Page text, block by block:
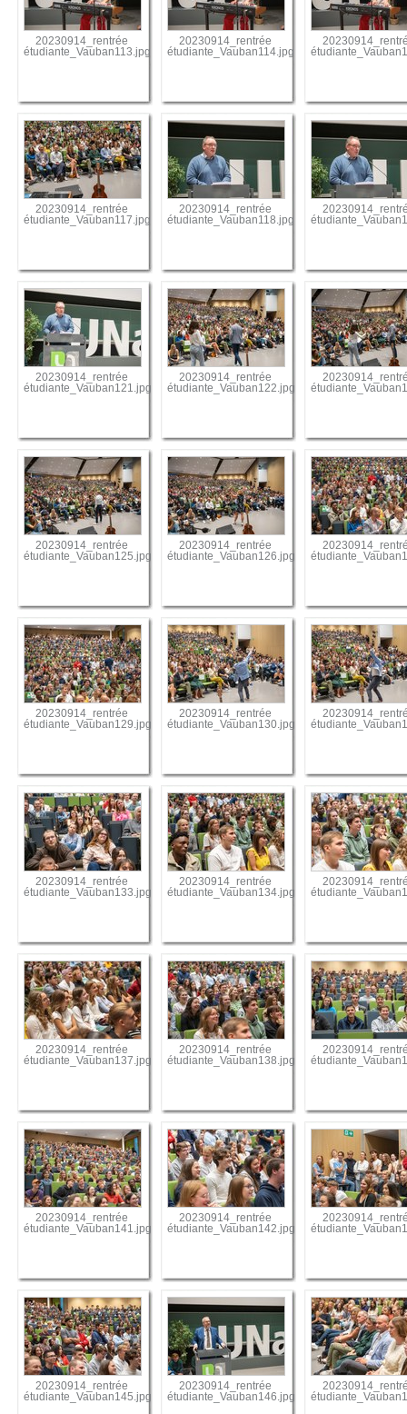
20230914_rentrée
étudiante_Vauban113.jpg
20230914_rentrée
étudiante_Vauban114.jpg
20230914_rentrée
étudiante_Vauban117.jpg
20230914_rentrée
étudiante_Vauban118.jpg
20230914_rentrée
étudiante_Vauban121.jpg
20230914_rentrée
étudiante_Vauban122.jpg
20230914_rentrée
étudiante_Vauban125.jpg
20230914_rentrée
étudiante_Vauban126.jpg
20230914_rentrée
étudiante_Vauban129.jpg
20230914_rentrée
étudiante_Vauban130.jpg
20230914_rentrée
étudiante_Vauban133.jpg
20230914_rentrée
étudiante_Vauban134.jpg
20230914_rentrée
étudiante_Vauban137.jpg
20230914_rentrée
étudiante_Vauban138.jpg
20230914_rentrée
étudiante_Vauban141.jpg
20230914_rentrée
étudiante_Vauban142.jpg
20230914_rentrée
étudiante_Vauban145.jpg
20230914_rentrée
étudiante_Vauban146.jpg